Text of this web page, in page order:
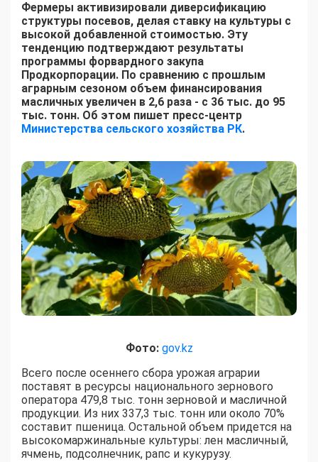
Фермеры активизировали диверсификацию
структуры посевов, делая ставку на культуры с
высокой добавленной стоимостью. Эту
тенденцию подтверждают результаты
программы форвардного закупа
Продкорпорации. По сравнению с прошлым
аграрным сезоном объем финансирования
масличных увеличен в 2,6 раза - с 36 тыс. до 95
тыс. тонн. Об этом пишет пресс-центр
Министерства сельского хозяйства РК.
Фото: gov.kz
Всего после осеннего сбора урожая аграрии
поставят в ресурсы национального зернового
оператора 479,8 тыс. тонн зерновой и масличной
продукции. Из них 337,3 тыс. тонн или около 70%
составит пшеница. Остальной объем придется на
высокомаржинальные культуры: лен масличный,
ячмень, подсолнечник, рапс и кукурузу.